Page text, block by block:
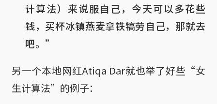
计算法）来说服自己，今天可以多花些
钱，买杯冰镇燕麦拿铁犒劳自己，那就去
吧。”
另一个本地网红Atiqa Dar就也举了好些“女
生计算法”的例子：